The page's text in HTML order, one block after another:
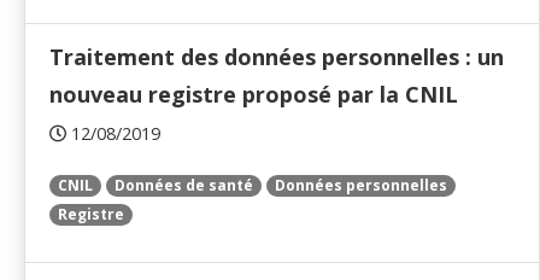
Traitement des données personnelles : un
nouveau registre proposé par la CNIL
12/08/2019
CNIL Données de santé
Données personnelles
Registre